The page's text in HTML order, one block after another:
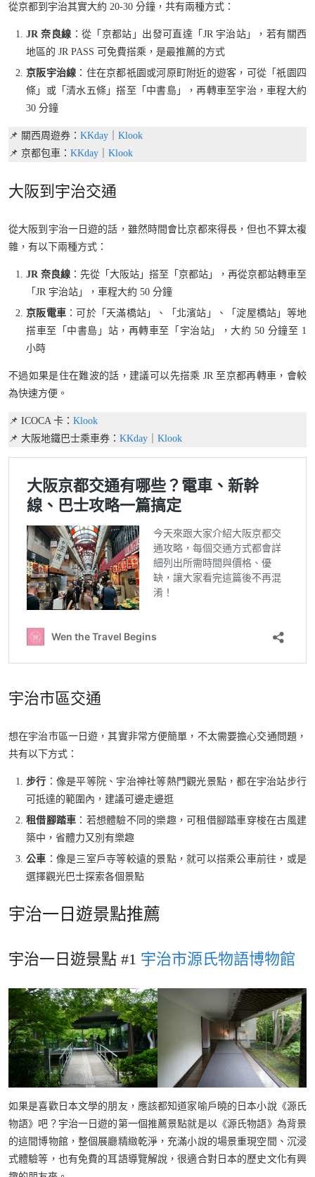
從京都到宇治其實大約 20-30 分鐘，共有兩種方式：
JR 奈良線 ：從「京都站」出發可直達「JR 宇治站」，若有關西
地區的 JR PASS 可免費搭乘，是最推薦的方式
京阪宇治線 ：住在京都祇園或河原町附近的遊客，可從「祇園四
條」或「清水五條」搭至「中書島」，再轉車至宇治，車程大約
30 分鐘
📌 關西周遊券： KKday
Klook
📌 京都包車： KKday Klook
大阪到宇治交通
從大阪到宇治一日遊的話，雖然時間會比京都來得長，但也不算太複
雜，有以下兩種方式：
JR 奈良線 ：先從「大阪站」搭至「京都站」，再從京都站轉車至
「JR 宇治站」，車程大約 50 分鐘
京阪電車 ：可於「天滿橋站」、「北濱站」、「淀屋橋站」等地
搭車至「中書島」站，再轉車至「宇治站」，大約 50 分鐘至 1
小時
不過如果是住在難波的話，建議可以先搭乘 JR 至京都再轉車，會較
為快速方便。
📌 ICOCA 卡： Klook
📌 大阪地鐵巴士乘車券： KKday Klook
宇治市區交通
想在宇治市區一日遊，其實非常方便簡單，不太需要擔心交通問題，
共有以下方式：
步行 ：像是平等院、宇治神社等熱門觀光景點，都在宇治站步行
可抵達的範圍內，建議可邊走邊逛
租借腳踏車 ：若想體驗不同的樂趣，可租借腳踏車穿梭在古風建
築中，省體力又別有樂趣
公車 ：像是三室戶寺等較遠的景點，就可以搭乘公車前往，或是
選擇觀光巴士探索各個景點
宇治一日遊景點推薦
宇治一日遊景點 #1 宇治市源氏物語博物館
如果是喜歡日本文學的朋友，應該都知道家喻戶曉的日本小說《源氏
物語》吧？宇治一日遊的第一個推薦景點就是以《源氏物語》為背景
的這間博物館，整個展廳精緻乾淨，充滿小說的場景重現空間、沉浸
式體驗等，也有免費的耳語導覽解說，很適合對日本的歷史文化有興